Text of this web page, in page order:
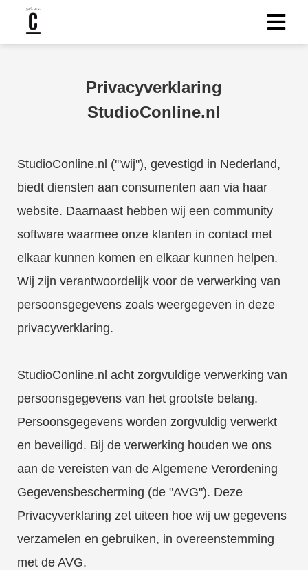
Privacyverklaring
StudioConline.nl
StudioConline.nl ('''wij''), gevestigd in Nederland,
biedt diensten aan consumenten aan via haar
website. Daarnaast hebben wij een community
software waarmee onze klanten in contact met
elkaar kunnen komen en elkaar kunnen helpen.
Wij zijn verantwoordelijk voor de verwerking van
persoonsgegevens zoals weergegeven in deze
privacyverklaring.
StudioConline.nl acht zorgvuldige verwerking van
persoonsgegevens van het grootste belang.
Persoonsgegevens worden zorgvuldig verwerkt
en beveiligd. Bij de verwerking houden we ons
aan de vereisten van de Algemene Verordening
Gegevensbescherming (de "AVG"). Deze
Privacyverklaring zet uiteen hoe wij uw gegevens
verzamelen en gebruiken, in overeenstemming
met de AVG.